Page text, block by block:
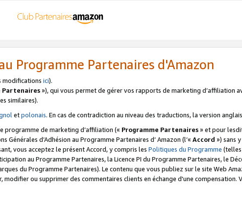
Programme Partenaires d'Amazon
modifications ici).
Partenaires»), qui vous permet de gérer vos rapports de marketing d’affiliation
similaires).
etpolonais. En cas de contradiction au niveau des traductions, la version
programme de marketing d’affiliation (« Programme Partenaires» et pour
Générales d’Adhésion au Programme Partenaires d’ Amazon (l’« Accord ») sans
vous acceptez le présent Accord, y compris les Politiques du Programme (telles
au Programme Partenaires, la Licence PI du Programme Partenaires, le
du Programme Partenaires). Le contenu que vous publiez sur le site Web
ou supprimer des commentaires clients en échange d'une